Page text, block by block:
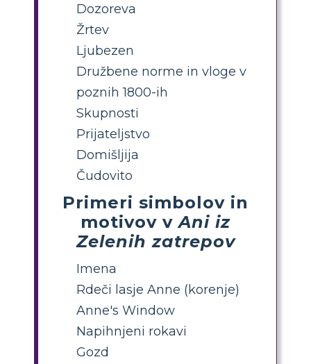
Dozoreva
Žrtev
Ljubezen
Družbene norme in vloge v
poznih 1800-ih
Skupnosti
Prijateljstvo
Domišljija
Čudovito
Primeri simbolov in
motivov vAni iz
Zelenih zatrepov
Imena
Rdeči lasje Anne (korenje)
Anne's Window
Napihnjeni rokavi
Gozd